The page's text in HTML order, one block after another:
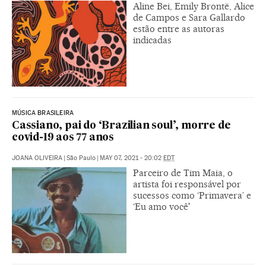
Aline Bei, Emily Brontë, Alice
de Campos e Sara Gallardo
estão entre as autoras
indicadas
MÚSICA BRASILEIRA
Cassiano, pai do ‘Brazilian soul’, morre de
covid-19 aos 77 anos
JOANA OLIVEIRA | São Paulo | MAY 07, 2021 - 20:02 EDT
Parceiro de Tim Maia, o
artista foi responsável por
sucessos como ‘Primavera’ e
‘Eu amo você'